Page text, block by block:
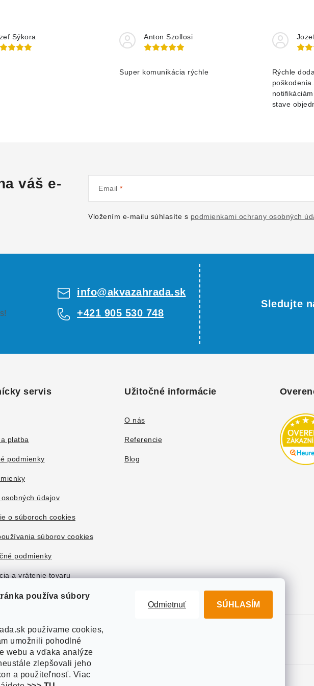
používa súbory
používame cookies,
umožnili pohodlné
webu a vďaka analýze
zlepšovali jeho
a použiteľnosť. Viac
Odmietnuť SÚHLASÍM
Sýkora Anton Szollosi
Super komunikácia rýchle
Rýchle
stave
váš e-
Email
Vložením e-mailu súhlasíte s podmienkami ochrany osobných
info@akvazahrada.sk
+421 905 530 748
servis
platba
podmienky
údajov
o súboroch cookies
súborov cookies
podmienky
a vrátenie tovaru
Užitočné informácie
O nás
Referencie
Blog